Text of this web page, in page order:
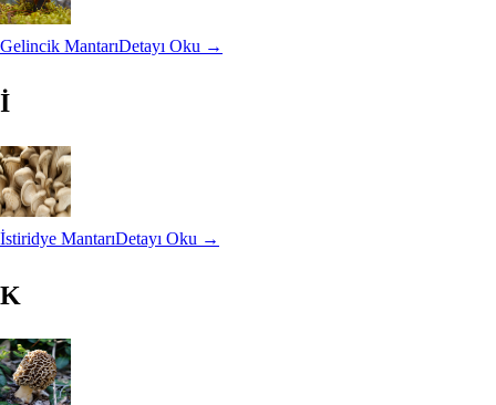
Gelincik MantarıDetayı Oku →
İ
İstiridye MantarıDetayı Oku →
K